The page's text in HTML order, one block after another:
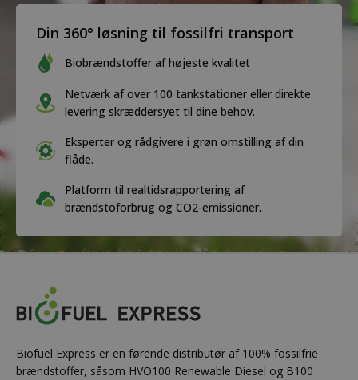
Din 360° løsning til fossilfri transport
Biobrændstoffer af højeste kvalitet
Netværk af over 100 tankstationer eller direkte
levering skræddersyet til dine behov.
Eksperter og rådgivere i grøn omstilling af din
flåde.
Platform til realtidsrapportering af
brændstoforbrug og CO2-emissioner.
Biofuel Express er en førende distributør af 100% fossilfrie
brændstoffer, såsom HVO100 Renewable Diesel og B100